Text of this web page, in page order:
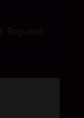
Required